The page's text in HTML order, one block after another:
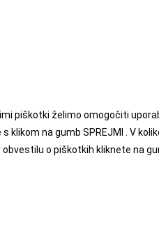
piškotki želimo omogočiti
na gumb SPREJMI . V
o piškotkih kliknete na